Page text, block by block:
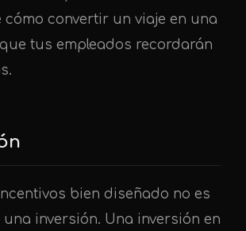
cómo convertir un viaje en una
tus empleados recordarán
bien diseñado no es
una inversión. Una inversión en